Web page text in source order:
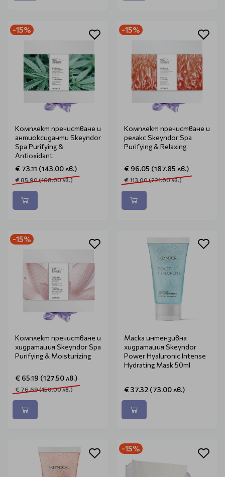
-15%
Комплект пречистване и
антиоксиданти Skeyndor
Spa Purifying &
Antioxidant
€ 73.11 (143.00 лв.)
€ 85.90 (168.00 лв.)
-15%
Комплект пречистване и
релакс Skeyndor Spa
Purifying & Relaxing
€ 96.05 (187.85 лв.)
€ 113.00 (221.00 лв.)
-15%
Комплект пречистване и
хидратация Skeyndor Spa
Purifying & Moisturizing
€ 65.19 (127.50 лв.)
€ 76.69 (150.00 лв.)
Маска интензивна
хидратация Skeyndor
Power Hyaluronic Intense
Hydrating Mask 50ml
€ 37.32 (73.00 лв.)
-15%